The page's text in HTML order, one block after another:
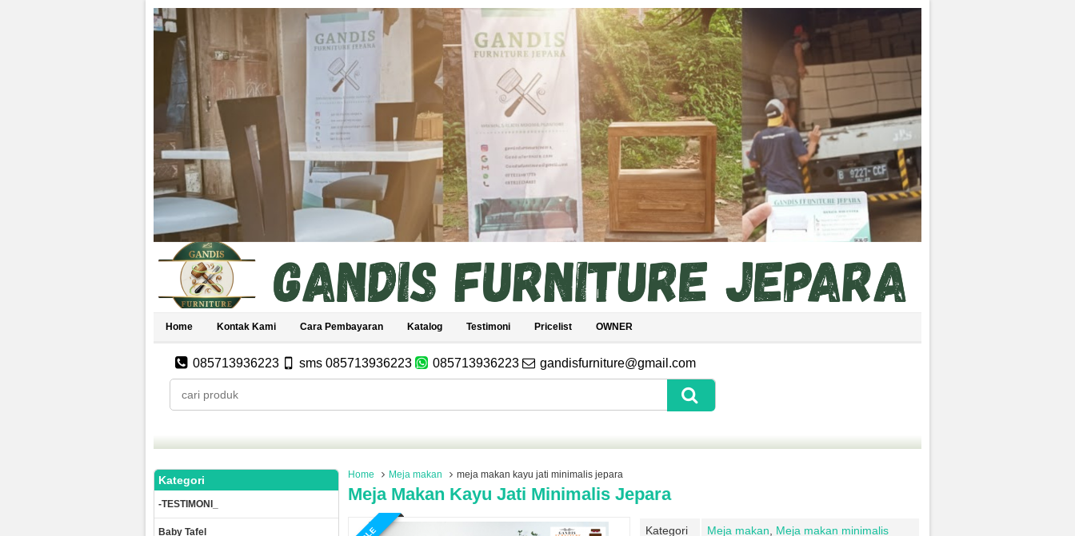
Home Kontak Kami Cara Pembayaran Katalog Testimoni Pricelist OWNER
085713936223 sms 085713936223 085713936223 gandisfurniture@gmail.com
Home Meja makan meja makan kayu jati minimalis jepara
Meja Makan Kayu Jati Minimalis Jepara
Kategori Meja makan
Meja makan minimalis
Kategori
-TESTIMONI_
Baby Tafel